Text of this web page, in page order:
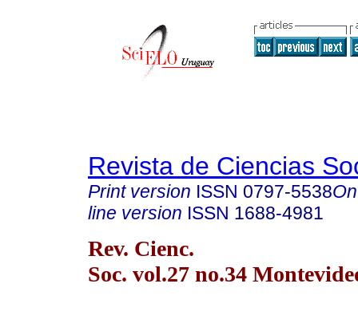
Revista de Ciencias
Print version ISSN 0797-5538
line version ISSN 1688-4981
Rev. Cienc.
Soc. vol.27 no.34